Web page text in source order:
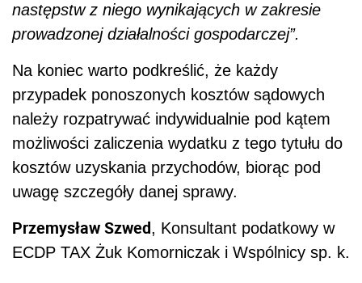
następstw z niego wynikających w zakresie
prowadzonej działalności gospodarczej”.
Na koniec warto podkreślić, że każdy
przypadek ponoszonych kosztów sądowych
należy rozpatrywać indywidualnie pod kątem
możliwości zaliczenia wydatku z tego tytułu do
kosztów uzyskania przychodów, biorąc pod
uwagę szczegóły danej sprawy.
Przemysław Szwed, Konsultant podatkowy w
ECDP TAX Żuk Komorniczak i Wspólnicy sp. k.